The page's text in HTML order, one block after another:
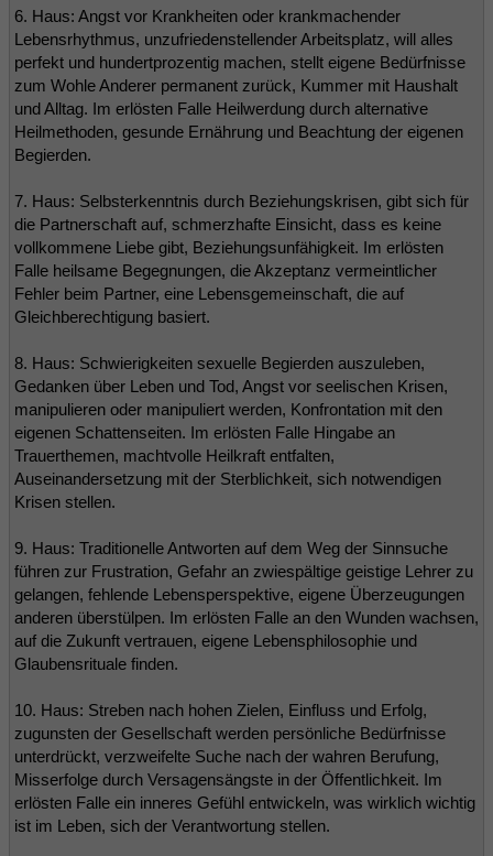
6. Haus: Angst vor Krankheiten oder krankmachender
Lebensrhythmus, unzufriedenstellender Arbeitsplatz, will alles
perfekt und hundertprozentig machen, stellt eigene Bedürfnisse
zum Wohle Anderer permanent zurück, Kummer mit Haushalt
und Alltag. Im erlösten Falle Heilwerdung durch alternative
Heilmethoden, gesunde Ernährung und Beachtung der eigenen
Begierden.
7. Haus: Selbsterkenntnis durch Beziehungskrisen, gibt sich für
die Partnerschaft auf, schmerzhafte Einsicht, dass es keine
vollkommene Liebe gibt, Beziehungsunfähigkeit. Im erlösten
Falle heilsame Begegnungen, die Akzeptanz vermeintlicher
Fehler beim Partner, eine Lebensgemeinschaft, die auf
Gleichberechtigung basiert.
8. Haus: Schwierigkeiten sexuelle Begierden auszuleben,
Gedanken über Leben und Tod, Angst vor seelischen Krisen,
manipulieren oder manipuliert werden, Konfrontation mit den
eigenen Schattenseiten. Im erlösten Falle Hingabe an
Trauerthemen, machtvolle Heilkraft entfalten,
Auseinandersetzung mit der Sterblichkeit, sich notwendigen
Krisen stellen.
9. Haus: Traditionelle Antworten auf dem Weg der Sinnsuche
führen zur Frustration, Gefahr an zwiespältige geistige Lehrer zu
gelangen, fehlende Lebensperspektive, eigene Überzeugungen
anderen überstülpen. Im erlösten Falle an den Wunden wachsen,
auf die Zukunft vertrauen, eigene Lebensphilosophie und
Glaubensrituale finden.
10. Haus: Streben nach hohen Zielen, Einfluss und Erfolg,
zugunsten der Gesellschaft werden persönliche Bedürfnisse
unterdrückt, verzweifelte Suche nach der wahren Berufung,
Misserfolge durch Versagensängste in der Öffentlichkeit. Im
erlösten Falle ein inneres Gefühl entwickeln, was wirklich wichtig
ist im Leben, sich der Verantwortung stellen.